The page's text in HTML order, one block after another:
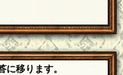
に移ります。